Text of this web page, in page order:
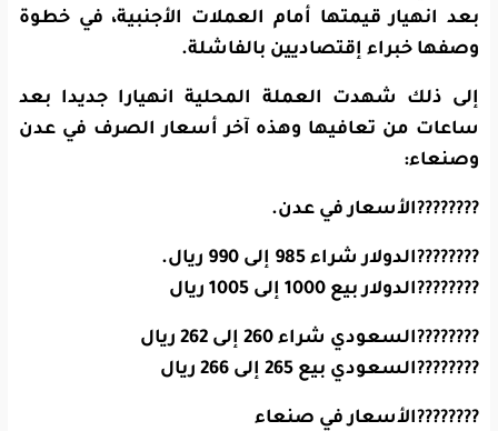
بعد انهيار قيمتها أمام العملات الأجنبية، في خطوة
وصفها خبراء إقتصاديين بالفاشلة.
إلى ذلك شهدت العملة المحلية انهيارا جديدا بعد
ساعات من تعافيها وهذه آخر أسعار الصرف في عدن
وصنعاء:
????????الأسعار في عدن.
????????الدولار شراء 985 إلى 990 ريال.
????????الدولار بيع 1000 إلى 1005 ريال
????????السعودي شراء 260 إلى 262 ريال
????????السعودي بيع 265 إلى 266 ريال
????????الأسعار في صنعاء